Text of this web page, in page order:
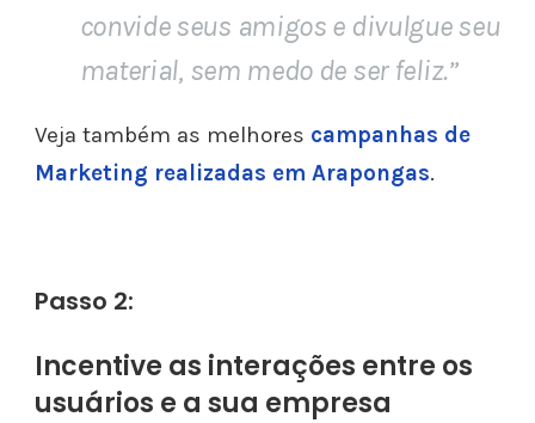
convide seus amigos e divulgue seu
material, sem medo de ser feliz.”
Veja também as melhores campanhas de
Marketing realizadas em Arapongas.
Passo 2:
Incentive as interações entre os
usuários e a sua empresa